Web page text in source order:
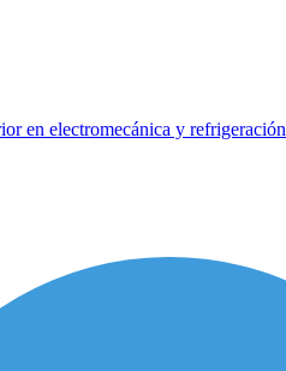
en electromecánica y refrigeración